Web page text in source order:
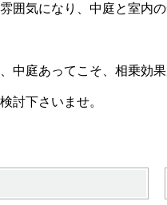
囲気になり、中庭と室内
中庭あってこそ、相乗効
討下さいませ。